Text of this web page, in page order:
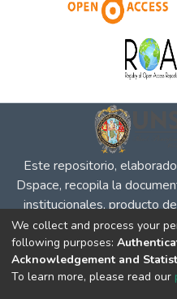
Este repositorio,
Dspace, recopila la
institucionales, producto
desempeño en defensa
propiedad intelectual y
su difusión en el entorno
DSpace software
We collect and process your
following purposes:
Acknowledgement and
To learn more, please read our